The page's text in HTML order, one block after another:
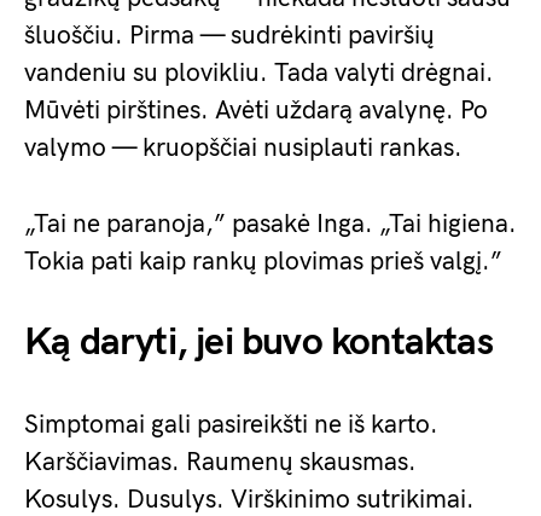
šluoščiu. Pirma — sudrėkinti paviršių
vandeniu su plovikliu. Tada valyti drėgnai.
Mūvėti pirštines. Avėti uždarą avalynę. Po
valymo — kruopščiai nusiplauti rankas.
„Tai ne paranoja,” pasakė Inga. „Tai higiena.
Tokia pati kaip rankų plovimas prieš valgį.”
Ką daryti, jei buvo kontaktas
Simptomai gali pasireikšti ne iš karto.
Karščiavimas. Raumenų skausmas.
Kosulys. Dusulys. Virškinimo sutrikimai.